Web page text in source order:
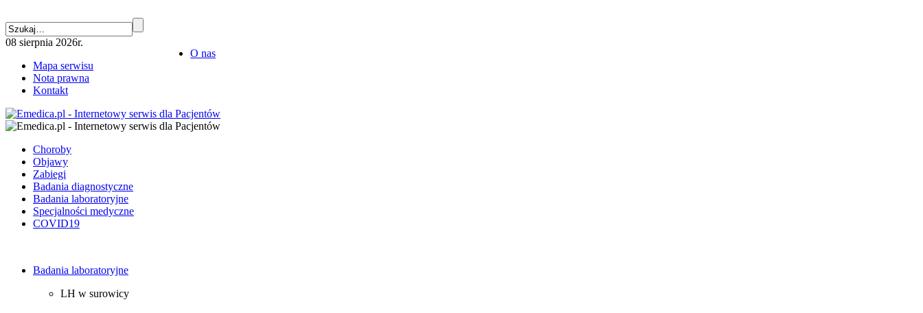
08 sierpnia 2026r.
O nas
Mapa serwisu
Nota prawna
Kontakt
Choroby
Objawy
Zabiegi
Badania diagnostyczne
Badania laboratoryjne
Specjalności medyczne
COVID19
Badania laboratoryjne
LH w surowicy